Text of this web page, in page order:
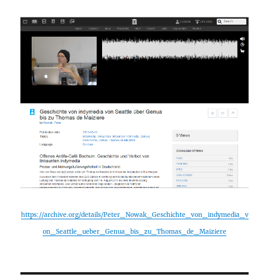
https://archive.org/details/Peter_Nowak_Geschichte_von_indymedia_v
on_Seattle_ueber_Genua_bis_zu_Thomas_de_Maiziere